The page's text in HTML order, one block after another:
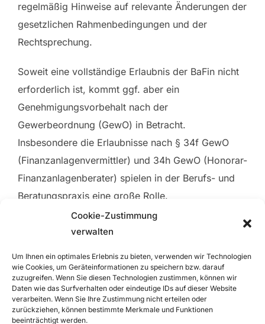
Cookie-Zustimmung
verwalten
Um Ihnen ein optimales Erlebnis zu bieten, verwenden wir Technologien
wie Cookies, um Geräteinformationen zu speichern bzw. darauf
zuzugreifen. Wenn Sie diesen Technologien zustimmen, können wir
Daten wie das Surfverhalten oder eindeutige IDs auf dieser Website
verarbeiten. Wenn Sie Ihre Zustimmung nicht erteilen oder
zurückziehen, können bestimmte Merkmale und Funktionen
beeinträchtigt werden.
regelmäßig Hinweise auf relevante Änderungen der
gesetzlichen Rahmenbedingungen und der
Rechtsprechung.
Soweit eine vollständige Erlaubnis der BaFin nicht
erforderlich ist, kommt ggf. aber ein
Genehmigungsvorbehalt nach der
Gewerbeordnung (GewO) in Betracht.
Insbesondere die Erlaubnisse nach § 34f GewO
(Finanzanlagenvermittler) und 34h GewO (Honorar-
Finanzanlagenberater) spielen in der Berufs- und
Beratungspraxis eine große Rolle.
Bei allen Schritten übernehmen wir die Beratung
Aufsichtsbehörden und klären rechtliche
Detailfragen. Natürlich betreuen wir auch solche
Unternehmen, die bereits über eine Erlaubnis
verfügen und sich mit der Einhaltung der laufenden